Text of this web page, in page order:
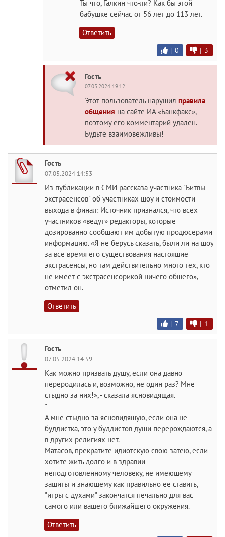
Ты что, Галкин что-ли? Как бы этой
бабушке сейчас от 56 лет до 113 лет.
Ответить
| 0 | 3
Гость
07.05.2024 19:12
Этот пользователь нарушил правила
общения на сайте ИА «Банкфакс»,
поэтому его комментарий удален.
Будьте взаимовежливы!
Гость
07.05.2024 14:53
Из публикации в СМИ рассказа участника "Битвы
экстрасенсов" об участниках шоу и стоимости
выхода в финал: Источник признался, что всех
участников «ведут» редакторы, которые
дозированно сообщают им добытую продюсерами
информацию. «Я не берусь сказать, были ли на шоу
за все время его существования настоящие
экстрасенсы, но там действительно много тех, кто
не имеет с экстрасенсорикой ничего общего», —
отметил он.
Ответить
| 7 | 1
Гость
07.05.2024 14:59
Как можно призвать душу, если она давно
переродилась и, возможно, не один раз? Мне
стыдно за них!», - сказала ясновидящая.
"
А мне стыдно за ясновидящую, если она не
буддистка, это у буддистов души перерождаются, а
в других религиях нет.
Матасов, прекратите идиотскую свою затею, если
хотите жить долго и в здравии -
неподготовленному человеку, не имеющему
защиты и знающему как правильно ее ставить,
"игры с духами" закончатся печально для вас
самого или вашего ближайшего окружения.
Ответить